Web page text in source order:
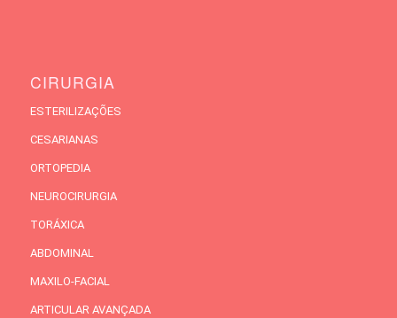
CIRURGIA
ESTERILIZAÇÕES
CESARIANAS
ORTOPEDIA
NEUROCIRURGIA
TORÁXICA
ABDOMINAL
MAXILO-FACIAL
ARTICULAR AVANÇADA